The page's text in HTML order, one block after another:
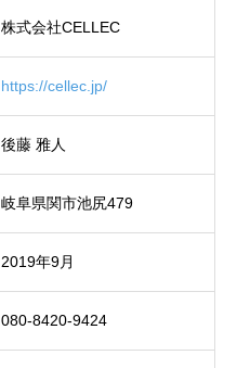
株式会社CELLEC
https://cellec.jp/
後藤 雅人
岐阜県関市池尻479
2019年9月
080-8420-9424